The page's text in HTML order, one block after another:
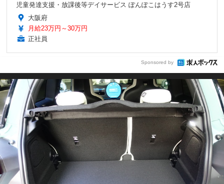
児童発達支援・放課後等デイサービス ぽんぽこはうす2号店
大阪府
月給23万円～30万円
正社員
Sponsored by